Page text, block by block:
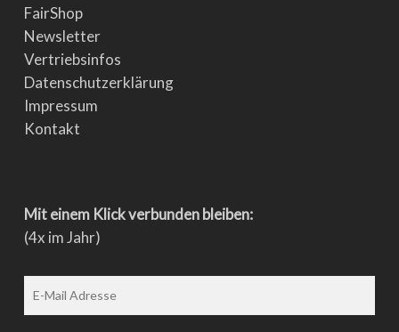
FairShop
Newsletter
Vertriebsinfos
Datenschutzerklärung
Impressum
Kontakt
Mit einem Klick verbunden bleiben:
(4x im Jahr)